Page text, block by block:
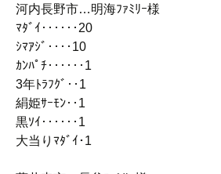
河内長野市…明海ﾌｧﾐﾘｰ様
ﾏﾀﾞｲ‥‥‥20
ｼﾏｱｼﾞ‥‥10
ｶﾝﾊﾟﾁ‥‥‥1
3年ﾄﾗﾌｸﾞ‥1
絹姫ｻｰﾓﾝ‥1
黒ｿｲ‥‥‥1
大当りﾏﾀﾞｲ･1